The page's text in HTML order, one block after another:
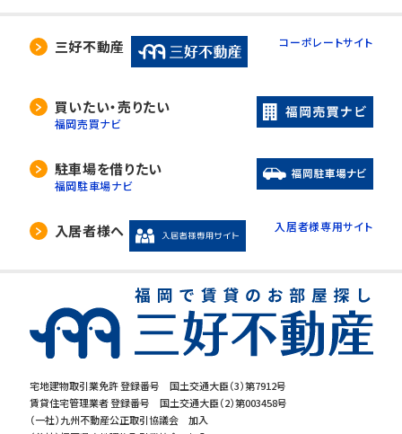
宅地建物取引業免許 登録番号 国土交通大臣（3）第7912号
賃貸住宅管理業者 登録番号 国土交通大臣（2）第003458号
（一社）九州不動産公正取引協議会 加入
三好不動産 コーポレートサイト
買いたい・売りたい
福岡売買ナビ
駐車場を借りたい
福岡駐車場ナビ
入居者様へ 入居者様専用サイト